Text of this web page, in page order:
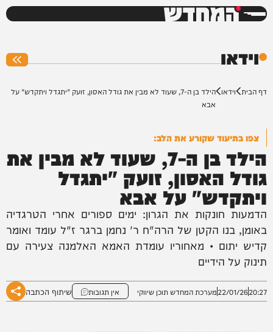
המחדש
וידאו
דף הבית וידאו
הילד בן ה-7, שעוד לא מבין את גודל האסון, זועק "יתגדל ויתקדש" על
אבא
צפו בתיעוד שקורע את הלב:
הילד בן ה-7, שעוד לא מבין את
גודל האסון, זועק "יתגדל
ויתקדש" על אבא
הדמעות חונקות את הגרון: ימים ספורים אחרי הטרגדיה
באומן, בנו הקטן של הרה"ח ר' נחמן ברגר ז"ל עומד ואומר
קדיש יתום • מאחוריו עומדת האמא האלמנה צעירה עם
תינוק על הידיים
20:27
22/01/26מערכת המחדש תוכן שיווקי אין תגובות שיתוף הכתבה